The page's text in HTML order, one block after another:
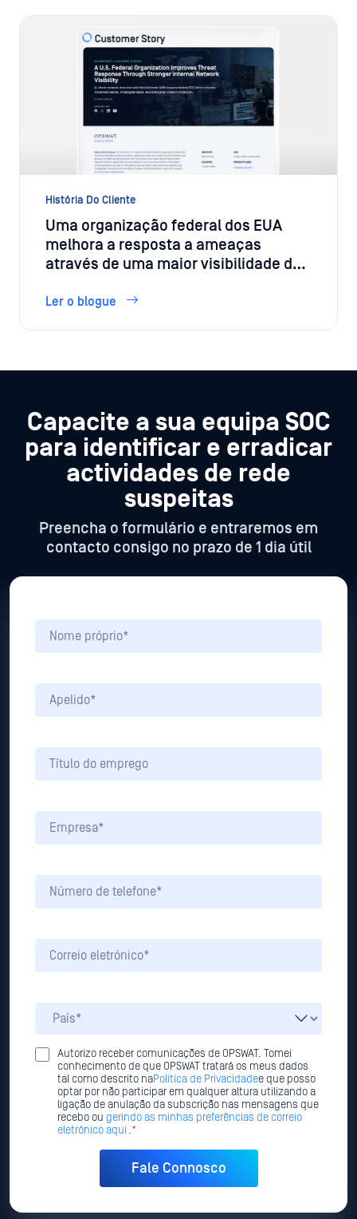
História Do Cliente
Uma organização federal dos EUA
melhora a resposta a ameaças
através de uma maior visibilidade da
Ler o blogue
Capacite a sua equipa SOC
para identificar e erradicar
actividades de rede
suspeitas
Preencha o formulário e entraremos em
contacto consigo no prazo de 1 dia útil
Autorizo receber comunicações de OPSWAT. Tomei
conhecimento de que OPSWAT tratará os meus dados
tal como descrito naPolítica de Privacidadee que posso
optar por não participar em qualquer altura utilizando a
ligação de anulação da subscrição nas mensagens que
recebo ou gerindo as minhas preferências de correio
eletrónico aqui .*